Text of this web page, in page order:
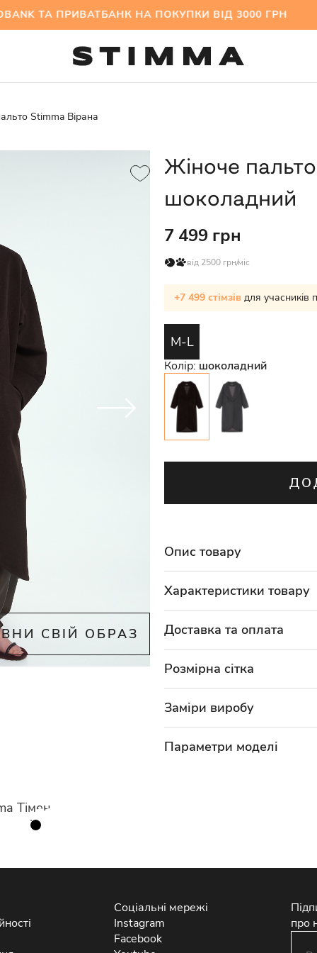
ТА ПРИВАТБАНК НА ПОКУПКИ ВІД 3000 ГРН
Stimma Вірана
СВІЙ ОБРАЗ
Жіноче
шоколадний
7 499 грн
від 2500 грн/міс
+7 499 стімзів для учасників
M-L
Колір: шоколадний
Опис товару
Характеристики товару
Доставка та оплата
Розмірна сітка
Заміри виробу
Параметри моделі
Тімен
Соціальні мережі
Instagram
Facebook
про